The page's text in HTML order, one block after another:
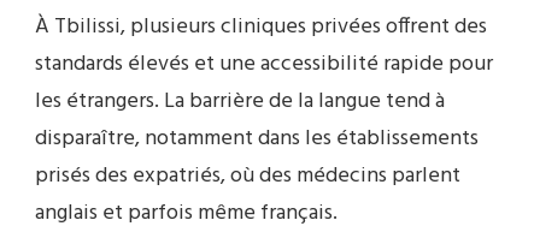
À Tbilissi, plusieurs cliniques privées offrent des
standards élevés et une accessibilité rapide pour
les étrangers. La barrière de la langue tend à
disparaître, notamment dans les établissements
prisés des expatriés, où des médecins parlent
anglais et parfois même français.